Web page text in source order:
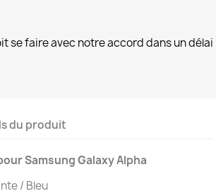
se faire avec notre accord dans un délai
du produit
Samsung Galaxy Alpha
/ Bleu